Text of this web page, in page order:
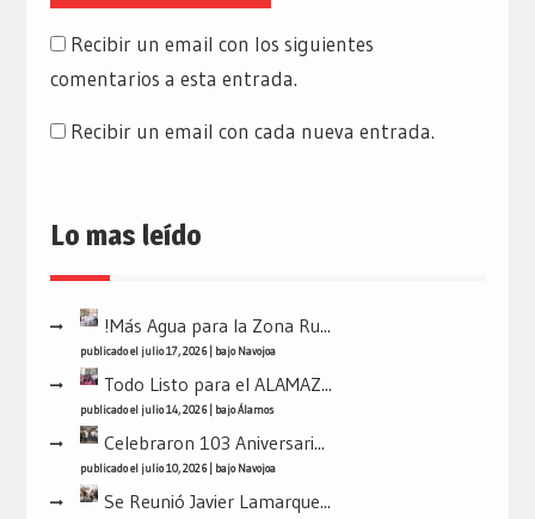
Recibir un email con los siguientes
comentarios a esta entrada.
Recibir un email con cada nueva entrada.
Lo mas leído
!Más Agua para la Zona Ru...
publicado el julio 17, 2026| bajoNavojoa
Todo Listo para el ALAMAZ...
publicado el julio 14, 2026| bajoÁlamos
Celebraron 103 Aniversari...
publicado el julio 10, 2026| bajoNavojoa
Se Reunió Javier Lamarque...